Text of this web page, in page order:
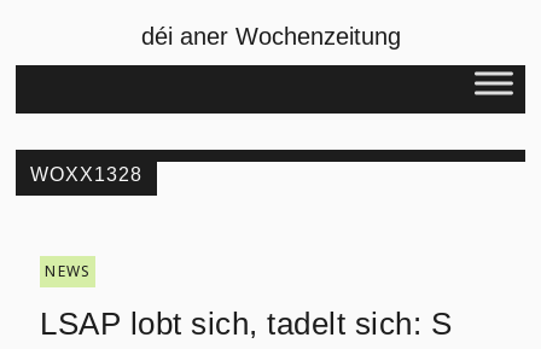
déi aner Wochenzeitung
WOXX1328
NEWS
LSAP lobt sich, tadelt sich: S